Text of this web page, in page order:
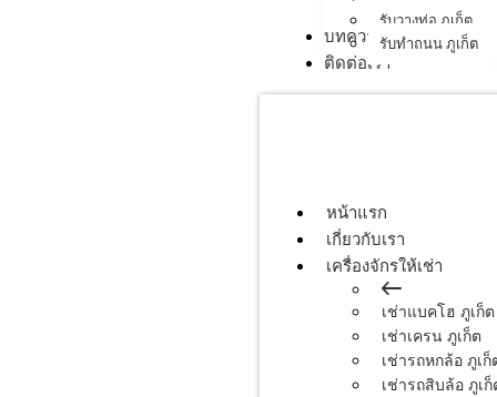
รับวางท่อ ภูเก็ต
รับทำถนน ภูเก็ต
บทความ
ติดต่อเรา
หน้าแรก
เกี่ยวกับเรา
เครื่องจักรให้เช่า
เช่าแบคโฮ ภูเก็ต
เช่าเครน ภูเก็ต
เช่ารถหกล้อ ภูเก็
เช่ารถสิบล้อ ภูเ